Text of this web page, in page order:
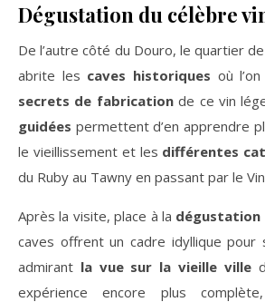
Dégustation du célèbre
De l’autre côté du Douro, le quartier
abrite les caves historiques où
secrets de fabricationde ce vin
guidées permettent d’en apprendre
le vieillissement et les différentes
du Ruby au Tawny en passant par le
Après la visite, place à la dégustation
caves offrent un cadre idyllique
admirant la vue sur la vieille ville
expérience encore plus